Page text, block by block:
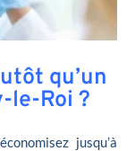
qu’un
le-Roi ?
jusqu’à